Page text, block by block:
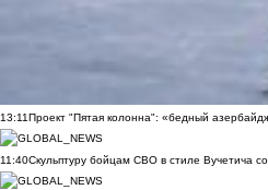
13:11Проект "Пятая колонна": «бедный
11:40Скульптуру бойцам СВО в стиле Вучетича